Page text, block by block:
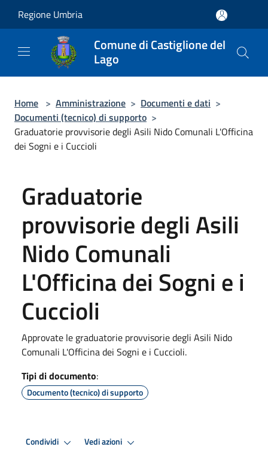
Regione Umbria
Comune di Castiglione del
Lago
Home > Amministrazione > Documenti e dati >
Documenti (tecnico) di supporto >
Graduatorie provvisorie degli Asili Nido Comunali L'Officina
dei Sogni e i Cuccioli
Graduatorie
provvisorie degli Asili
Nido Comunali
L'Officina dei Sogni e i
Cuccioli
Approvate le graduatorie provvisorie degli Asili Nido
Comunali L'Officina dei Sogni e i Cuccioli.
Tipi di documento:
Documento (tecnico) di supporto
Condividi Vedi azioni